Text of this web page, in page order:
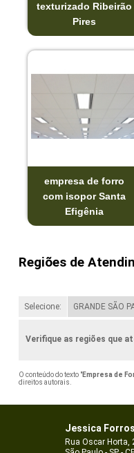
texturizado Ribeirão
Pires
empresa de forro
com isopor Santa
Efigênia
Regiões de
Selecione: GRANDE SÃO
Verifique as regiões que
O conteúdo do texto "Empresa de
direitos autorais
Jessica
Rua Oscar Horta,